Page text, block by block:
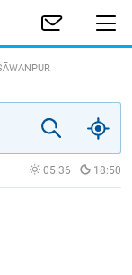
05:36 18:50